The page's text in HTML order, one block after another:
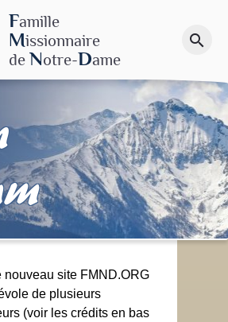
Famille
Missionnaire
de Notre-Dame
search
Faire un don
nouveau site FMND.ORG
de plusieurs
(voir les crédits en bas